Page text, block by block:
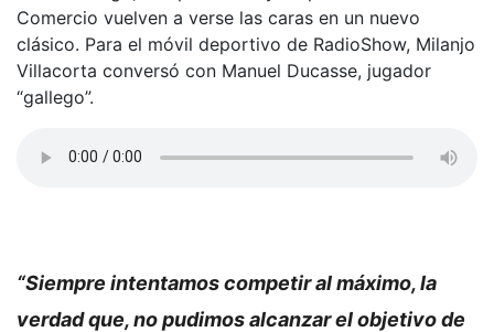
Comercio vuelven a verse las caras en un nuevo
clásico. Para el móvil deportivo de RadioShow, Milanjo
Villacorta conversó con Manuel Ducasse, jugador
“gallego”.
“Siempre intentamos competir al máximo, la
verdad que, no pudimos alcanzar el objetivo de